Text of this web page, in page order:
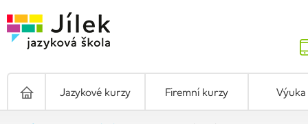
Jazykové kurzy Firemní kurzy